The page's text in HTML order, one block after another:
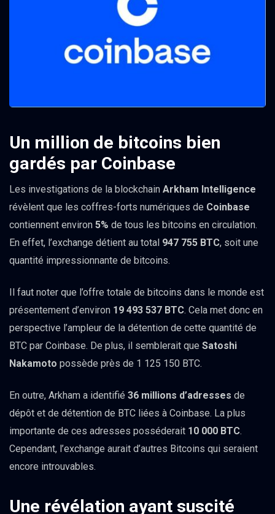
Un million de bitcoins bien
gardés par Coinbase
Les investigations de la blockchain Arkham Intelligence
révèlent que les coffres-forts numériques de Coinbase
contiennent environ 5% de tous les bitcoins en circulation.
En effet, l’exchange détient au total 947 755 BTC, soit une
quantité impressionnante de bitcoins.
Il faut noter que l’offre totale de bitcoins dans le monde est
présentement d’environ 19 493 537 BTC. Cela met donc en
perspective l’ampleur de la détention de cette quantité de
BTC par Coinbase. De plus, il semblerait que Satoshi
Nakamoto possède près de 1 125 150 BTC.
En outre, Arkham a identifié 36 millions d’adresses de
dépôt et de détention de BTC liées à Coinbase. La plus
importante de ces adresses posséderait 10 000 BTC.
Cependant, l’exchange aurait d’autres Bitcoins qui seraient
encore introuvables.
Une révélation ayant suscité